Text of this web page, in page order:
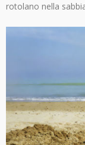
rotolano nella